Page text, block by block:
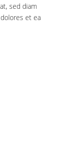
sed diam
et ea